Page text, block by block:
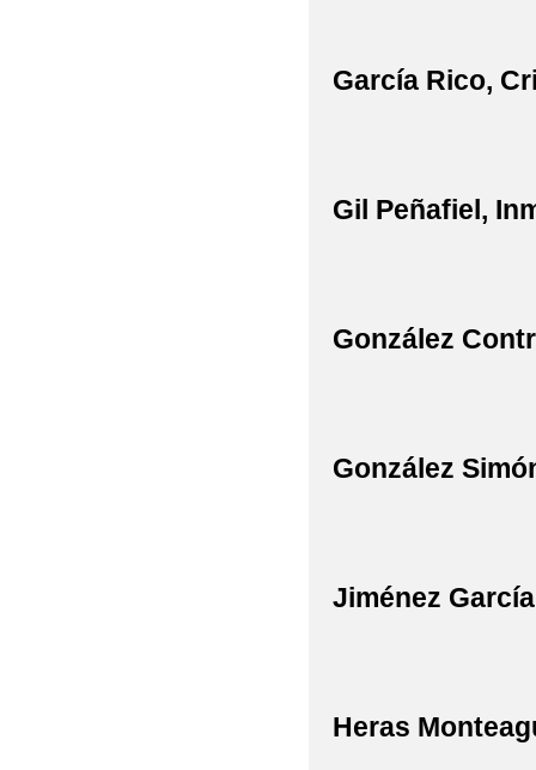
García Rico,
Gil Peñafiel,
González
González
Jiménez
Heras